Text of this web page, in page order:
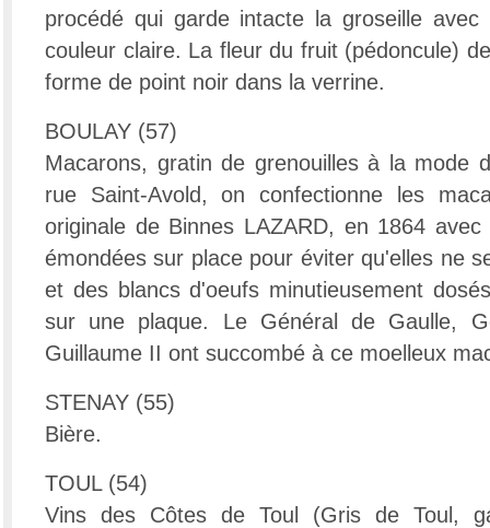
procédé qui garde intacte la groseille
couleur claire. La fleur du fruit (pédoncule)
forme de point noir dans la verrine.
BOULAY (57)
Macarons, gratin de grenouilles à la mode
rue Saint-Avold, on confectionne les
originale de Binnes LAZARD, en 1864
émondées sur place pour éviter qu'elles ne
et des blancs d'oeufs minutieusement
sur une plaque. Le Général de Gaulle,
Guillaume II ont succombé à ce moelleux
STENAY (55)
Bière.
TOUL (54)
Vins des Côtes de Toul (Gris de Toul,